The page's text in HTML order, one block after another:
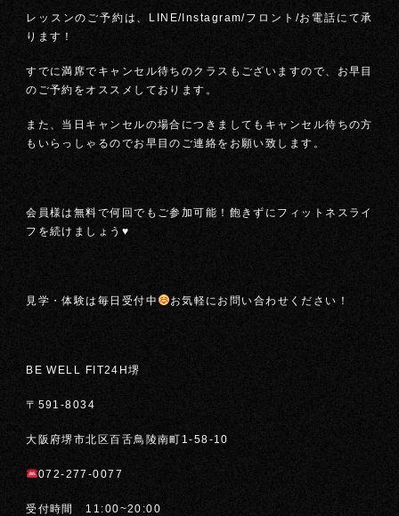
レッスンのご予約は、LINE/Instagram/フロント/お電話にて承
ります！
すでに満席でキャンセル待ちのクラスもございますので、お早目
のご予約をオススメしております。
また、当日キャンセルの場合につきましてもキャンセル待ちの方
もいらっしゃるのでお早目のご連絡をお願い致します。
会員様は無料で何回でもご参加可能！飽きずにフィットネスライ
フを続けましょう♥
見学・体験は毎日受付中 お気軽にお問い合わせください！
BE WELL FIT24H堺
〒591-8034
大阪府堺市北区百舌鳥陵南町1-58-10
072-277-0077
受付時間 11:00~20:00